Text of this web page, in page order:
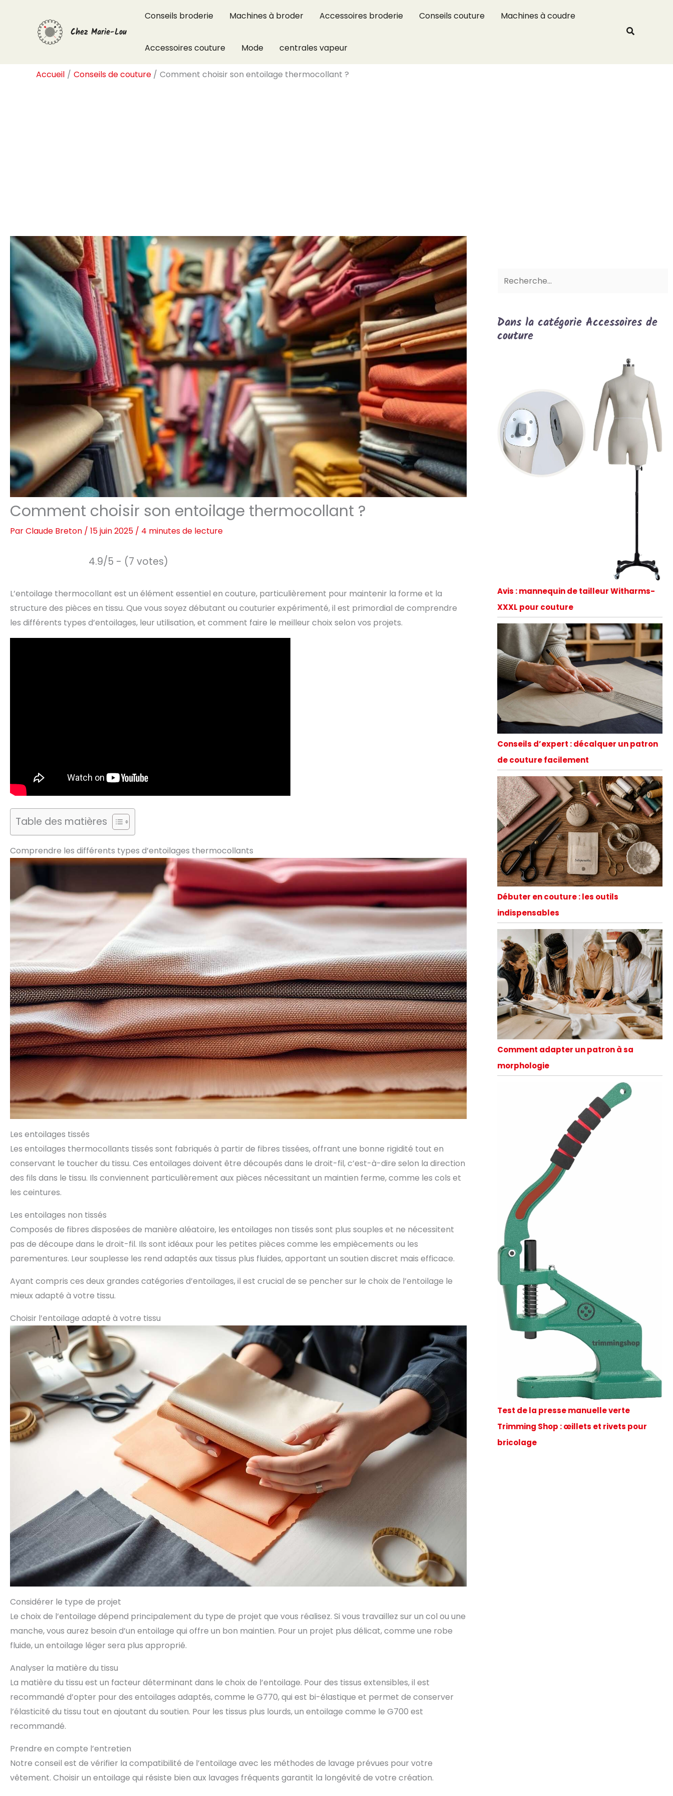
Chez Marie-Lou
Conseils broderie Machines à broder Accessoires broderie Conseils couture Machines à coudre
Accessoires couture Mode centrales vapeur
Accueil Conseils de couture Comment choisir son entoilage thermocollant ?
Comment choisir son entoilage thermocollant ?
ParClaude Breton / 15 juin 2025 / 4 minutes de lecture
4.9/5 - (7 votes)
L’entoilage thermocollant est un élément essentiel en couture, particulièrement pour maintenir la forme et la
structure des pièces en tissu. Que vous soyez débutant ou couturier expérimenté, il est primordial de comprendre
les différents types d’entoilages, leur utilisation, et comment faire le meilleur choix selon vos projets.
Table des matières
Comprendre les différents types d’entoilages thermocollants
Les entoilages tissés
Les entoilages thermocollants tissés sont fabriqués à partir de fibres tissées, offrant une bonne rigidité tout en
conservant le toucher du tissu. Ces entoilages doivent être découpés dans le droit-fil, c’est-à-dire selon la direction
des fils dans le tissu. Ils conviennent particulièrement aux pièces nécessitant un maintien ferme, comme les cols et
les ceintures.
Les entoilages non tissés
Composés de fibres disposées de manière aléatoire, les entoilages non tissés sont plus souples et ne nécessitent
pas de découpe dans le droit-fil. Ils sont idéaux pour les petites pièces comme les empiècements ou les
parementures. Leur souplesse les rend adaptés aux tissus plus fluides, apportant un soutien discret mais efficace.
Ayant compris ces deux grandes catégories d’entoilages, il est crucial de se pencher sur le choix de l’entoilage le
mieux adapté à votre tissu.
Choisir l’entoilage adapté à votre tissu
Considérer le type de projet
Le choix de l’entoilage dépend principalement du type de projet que vous réalisez. Si vous travaillez sur un col ou une
manche, vous aurez besoin d’un entoilage qui offre un bon maintien. Pour un projet plus délicat, comme une robe
fluide, un entoilage léger sera plus approprié.
Analyser la matière du tissu
La matière du tissu est un facteur déterminant dans le choix de l’entoilage. Pour des tissus extensibles, il est
recommandé d’opter pour des entoilages adaptés, comme le G770, qui est bi-élastique et permet de conserver
l’élasticité du tissu tout en ajoutant du soutien. Pour les tissus plus lourds, un entoilage comme le G700 est
recommandé.
Prendre en compte l’entretien
Notre conseil est de vérifier la compatibilité de l’entoilage avec les méthodes de lavage prévues pour votre
vêtement. Choisir un entoilage qui résiste bien aux lavages fréquents garantit la longévité de votre création.
Dans la catégorie Accessoires de
couture
Avis : mannequin de tailleur Witharms-
XXXL pour couture
Conseils d’expert : décalquer un patron
de couture facilement
Débuter en couture : les outils
indispensables
Comment adapter un patron à sa
morphologie
Test de la presse manuelle verte
Trimming Shop : œillets et rivets pour
bricolage